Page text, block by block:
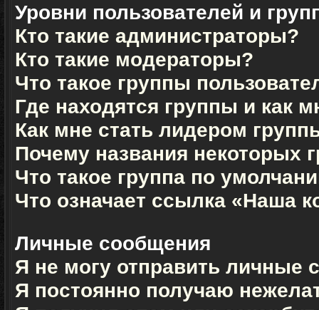
Уровни пользователей и
Кто такие администраторы?
Кто такие модераторы?
Что такое группы
Где находятся группы и как
Как мне стать лидером
Почему названия некоторых
Что такое группа по
Что означает ссылка «Наша
Личные сообщения
Я не могу отправить личные
Я постоянно получаю